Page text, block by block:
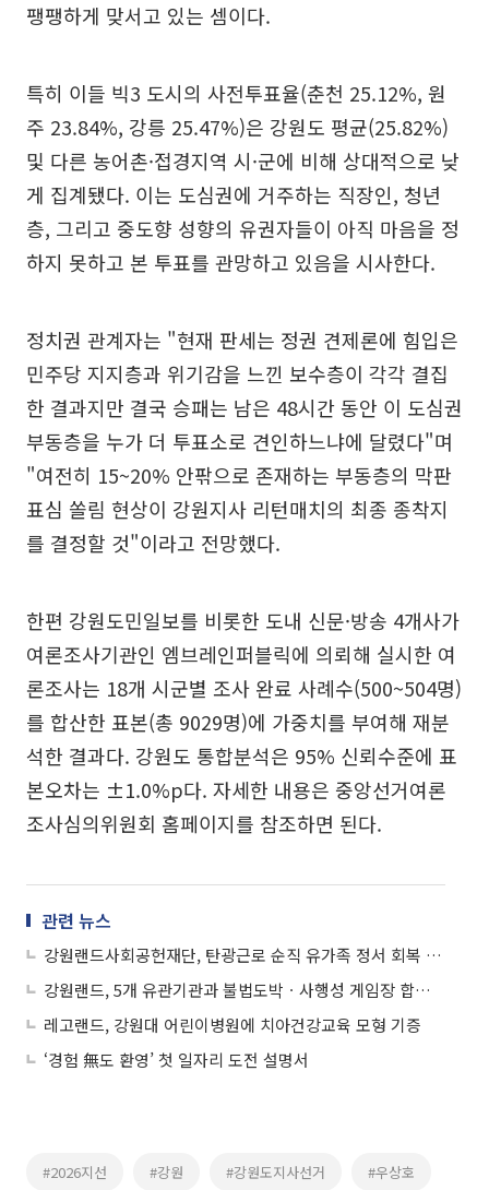
팽팽하게 맞서고 있는 셈이다.
특히 이들 빅3 도시의 사전투표율(춘천 25.12%, 원
주 23.84%, 강릉 25.47%)은 강원도 평균(25.82%)
및 다른 농어촌·접경지역 시·군에 비해 상대적으로 낮
게 집계됐다. 이는 도심권에 거주하는 직장인, 청년
층, 그리고 중도향 성향의 유권자들이 아직 마음을 정
하지 못하고 본 투표를 관망하고 있음을 시사한다.
정치권 관계자는 "현재 판세는 정권 견제론에 힘입은
민주당 지지층과 위기감을 느낀 보수층이 각각 결집
한 결과지만 결국 승패는 남은 48시간 동안 이 도심권
부동층을 누가 더 투표소로 견인하느냐에 달렸다"며
"여전히 15~20% 안팎으로 존재하는 부동층의 막판
표심 쏠림 현상이 강원지사 리턴매치의 최종 종착지
를 결정할 것"이라고 전망했다.
한편 강원도민일보를 비롯한 도내 신문·방송 4개사가
여론조사기관인 엠브레인퍼블릭에 의뢰해 실시한 여
론조사는 18개 시군별 조사 완료 사례수(500~504명)
를 합산한 표본(총 9029명)에 가중치를 부여해 재분
석한 결과다. 강원도 통합분석은 95% 신뢰수준에 표
본오차는 ±1.0%p다. 자세한 내용은 중앙선거여론
조사심의위원회 홈페이지를 참조하면 된다.
관련 뉴스
강원랜드사회공헌재단, 탄광근로 순직 유가족 정서 회복 위해 ‘10년째 동행’
강원랜드, 5개 유관기관과 불법도박ㆍ사행성 게임장 합동 단속…4곳 적발
레고랜드, 강원대 어린이병원에 치아건강교육 모형 기증
‘경험 無도 환영’ 첫 일자리 도전 설명서
#2026지선 #강원 #강원도지사선거 #우상호